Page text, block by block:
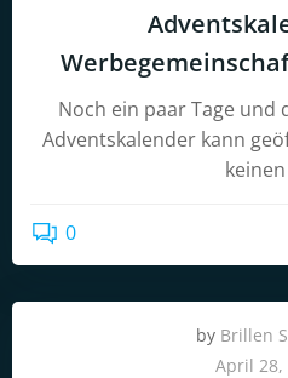
Noch ein paar Tage und
Adventskalender kann
0
by Brillen
April 28,